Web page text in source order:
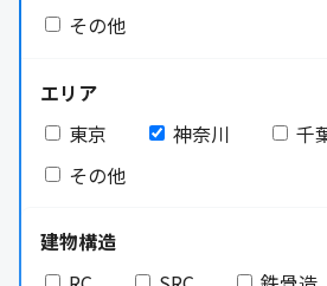
その他
エリア
東京
神奈川 千
その他
建物構造